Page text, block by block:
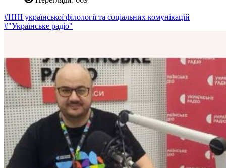
#ННІ української філології та соціальних комунікацій
#"Українське радіо"